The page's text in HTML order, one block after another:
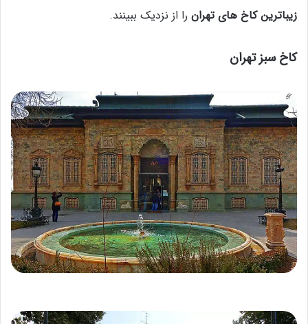
زیباترین کاخ های تهران را از نزدیک ببینند.
کاخ سبزتهران